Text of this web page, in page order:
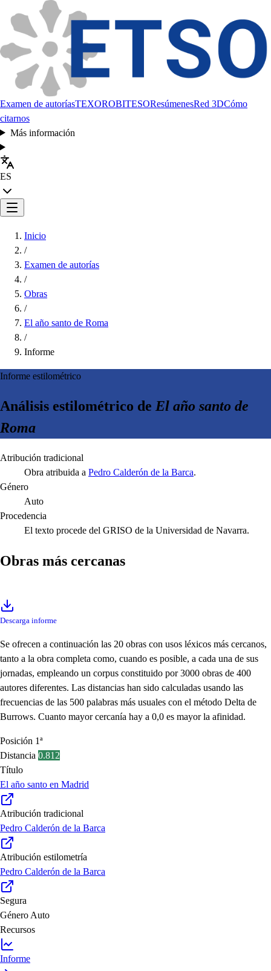
Examen de autoríasTEXOROBITESOResúmenesRed 3DCómo
citarnos
Más información
ES
Inicio
/
Examen de autorías
/
Obras
/
El año santo de Roma
/
Informe
Informe estilométrico
Análisis estilométrico de El año santo de
Roma
Atribución tradicional
Obra atribuida a Pedro Calderón de la Barca.
Género
Auto
Procedencia
El texto procede del GRISO de la Universidad de Navarra.
Obras más cercanas
Descarga informe
Se ofrecen a continuación las 20 obras con usos léxicos más cercanos,
tanto a la obra completa como, cuando es posible, a cada una de sus
jornadas, empleando un corpus constituido por 3000 obras de 400
autores diferentes. Las distancias han sido calculadas usando las
frecuencias de las 500 palabras más usuales con el método Delta de
Burrows. Cuanto mayor cercanía hay a 0,0 es mayor la afinidad.
Posición 1ª
Distancia 0.812
Título
El año santo en Madrid
Atribución tradicional
Pedro Calderón de la Barca
Atribución estilometría
Pedro Calderón de la Barca
Segura
Género Auto
Recursos
Informe